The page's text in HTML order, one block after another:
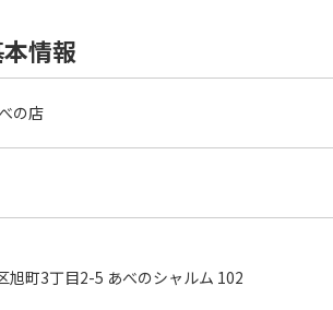
情報
の店
旭町3丁目2-5 あべのシャルム 102